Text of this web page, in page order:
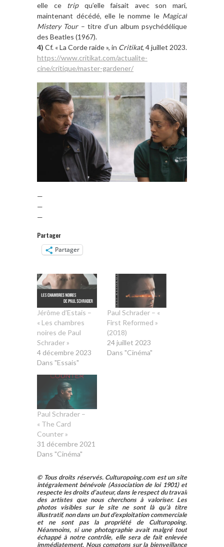
elle ce tripqu’elle faisait avec son mari,
maintenant décédé, elle le nomme le Magical
Mistery Tour– titre d’un album psychédélique
des Beatles (1967).
4) Cf. « La Corde raide », in Critikat, 4 juillet 2023.
https://www.critikat.com/actualite-
cine/critique/master-gardener/
—
—
—
Partager
Partager
Jérôme d’Estais –
« Les chambres
noires de Paul
Schrader »
4 décembre 2023
Dans "Essais"
Paul Schrader – «
First Reformed »
(2018)
24 juillet 2023
Dans "Cinéma"
Paul Schrader –
« The Card
Counter »
31 décembre 2021
Dans "Cinéma"
© Tous droits réservés. Culturopoing.com est un site
intégralement bénévole (Association de loi 1901) et
respecte les droits d’auteur, dans le respect du travail
des artistes que nous cherchons à valoriser. Les
photos visibles sur le site ne sont là qu’à titre
illustratif, non dans un but d’exploitation commerciale
et ne sont pas la propriété de Culturopoing.
Néanmoins, si une photographie avait malgré tout
échappé à notre contrôle, elle sera de fait enlevée
immédiatement. Nous comptons sur la bienveillance